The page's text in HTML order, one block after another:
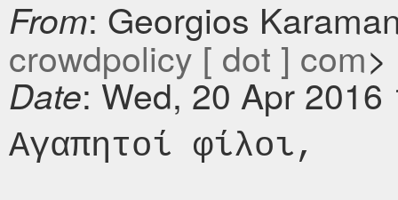
From: Georgios
crowdpolicy [ dot ] com>
Date: Wed, 20 Apr
Aγαπητοί φίλοι,